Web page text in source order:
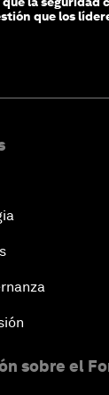
que los
sobre el